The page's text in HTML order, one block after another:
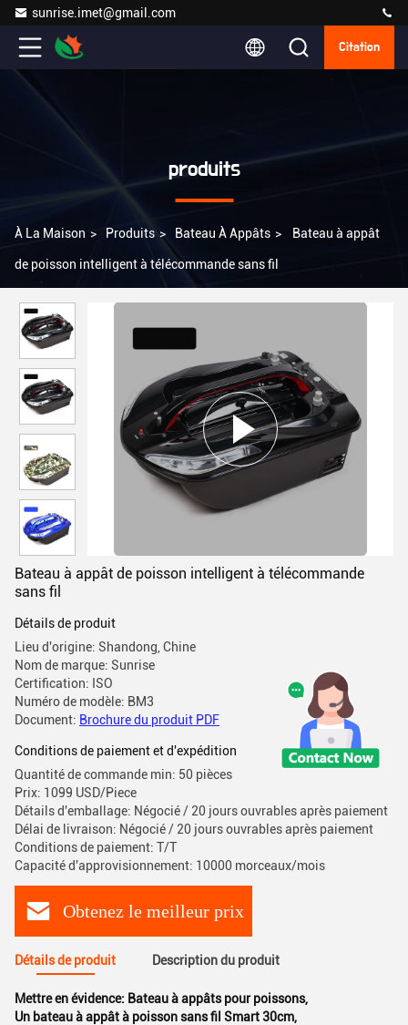
sunrise.imet@gmail.com
Citation
produits
À La Maison > Produits > Bateau À Appâts > Bateau à appât
de poisson intelligent à télécommande sans fil
Bateau à appât de poisson intelligent à télécommande
sans fil
Détails de produit
Lieu d'origine: Shandong, Chine
Nom de marque: Sunrise
Certification: ISO
Numéro de modèle: BM3
Document: Brochure du produit PDF
Conditions de paiement et d'expédition
Quantité de commande min: 50 pièces
Prix: 1099 USD/Piece
Détails d'emballage: Négocié / 20 jours ouvrables après paiement
Délai de livraison: Négocié / 20 jours ouvrables après paiement
Conditions de paiement: T/T
Capacité d'approvisionnement: 10000 morceaux/mois
Obtenez le meilleur prix
Détails de produit Description du produit
Mettre en évidence: Bateau à appâts pour poissons,
Un bateau à appât à poisson sans fil Smart 30cm,